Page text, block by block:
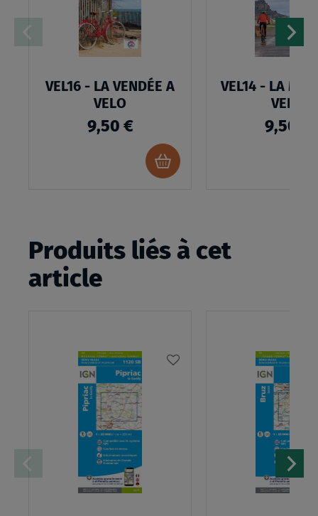
VEL16 - LA VENDÉE A
VELO
9,50 €
Ajouter
au
VEL14 - LA
VELO
9,50 €
Produits liés à cet
article